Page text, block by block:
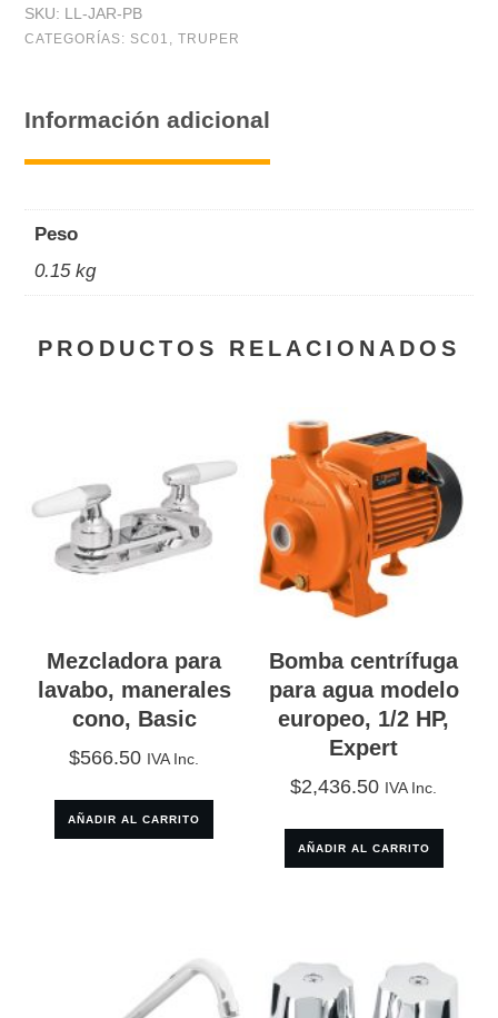
para
1/2"
cantidad
SKU: LL-JAR-PB
CATEGORÍAS: SC01 , TRUPER
Información adicional
Peso
0.15 kg
PRODUCTOS RELACIONADOS
Mezcladora para
lavabo, manerales
cono, Basic
$566.50 IVA Inc.
AÑADIR AL CARRITO
Bomba centrífuga
para agua modelo
europeo, 1/2 HP,
Expert
$2,436.50 IVA Inc.
AÑADIR AL CARRITO